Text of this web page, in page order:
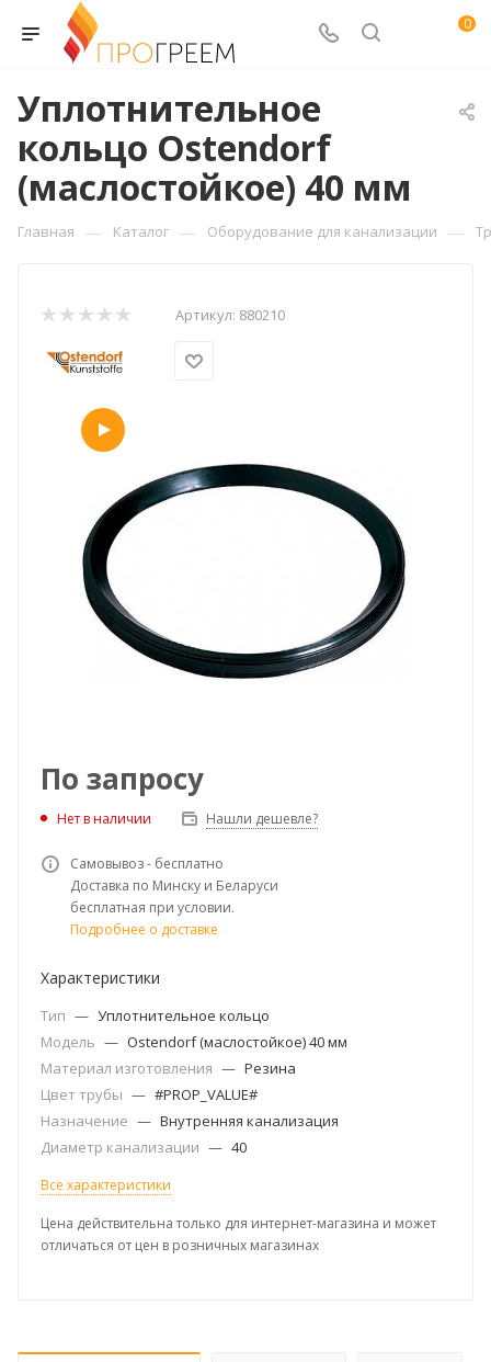
0
Уплотнительное
кольцо Ostendorf
(маслостойкое) 40 мм
Главная — Каталог — Оборудование для канализации —
Артикул: 880210
По запросу
Нет в наличии Нашли дешевле?
Самовывоз - бесплатно
Доставка по Минску и Беларуси
бесплатная при условии.
Подробнее о доставке
Характеристики
Тип — Уплотнительное кольцо
Модель — Ostendorf (маслостойкое) 40 мм
Материал изготовления — Резина
Цвет трубы — #PROP_VALUE#
Назначение — Внутренняя канализация
Диаметр канализации — 40
Все характеристики
Цена действительна только для интернет-магазина и может
отличаться от цен в розничных магазинах